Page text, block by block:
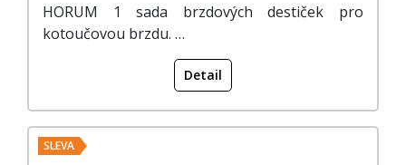
HORUM 1 sada brzdových destiček pro
kotoučovou brzdu. …
Detail
SLEVA